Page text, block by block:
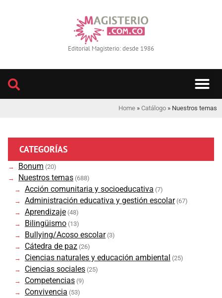
Editorial Magisterio: desde 1986
Home » Catálogo » Nuestros temas
CATEGORÍAS
Bonum (20)
Nuestros temas (688)
Acción comunitaria y socioeducativa (7)
Administración educativa y gestión escolar (67)
Aprendizaje (48)
Bilingüismo (13)
Bullying/Acoso escolar (3)
Cátedra de paz (26)
Ciencias naturales y educación ambiental (25)
Ciencias sociales (25)
Competencias (9)
Convivencia (53)